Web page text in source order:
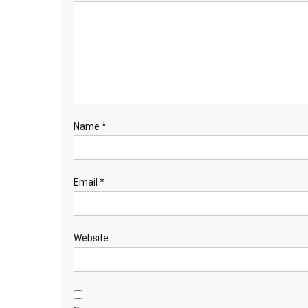
Name *
Email *
Website